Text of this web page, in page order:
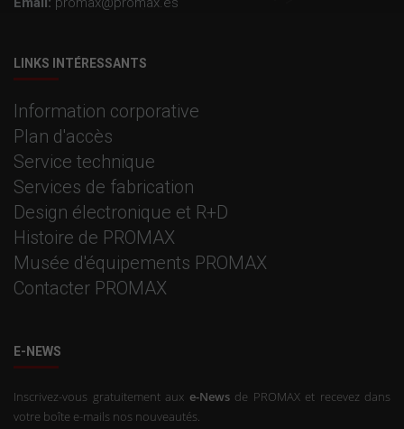
LINKS INTÉRESSANTS
Information corporative
Plan d'accès
Service technique
Services de fabrication
Design électronique et R+D
Histoire de PROMAX
Musée d'équipements PROMAX
Contacter PROMAX
E-NEWS
Inscrivez-vous gratuitement aux e-Newsde PROMAX et recevez dans
votre boîte e-mails nos nouveautés.